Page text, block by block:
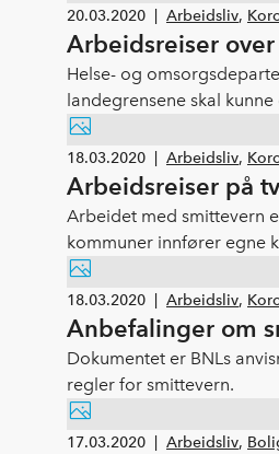
20.03.2020 Arbeidsliv,
Arbeidsreiser
Helse- og
landegrensene skal
18.03.2020 Arbeidsliv,
Arbeidsreiser på
Arbeidet med smittevern
kommuner innfører egne
byggenæringen i varig
18.03.2020 Arbeidsliv,
Anbefalinger om
Dokumentet er BNLs
regler for smittevern.
17.03.2020 Arbeidsliv,